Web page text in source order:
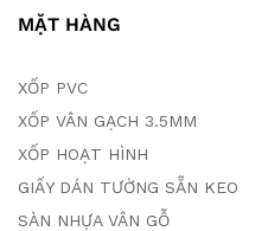
MẶT HÀNG
XỐP PVC
XỐP VÂN GẠCH 3.5MM
XỐP HOẠT HÌNH
GIẤY DÁN TƯỜNG SẴN KEO
SÀN NHỰA VÂN GỖ